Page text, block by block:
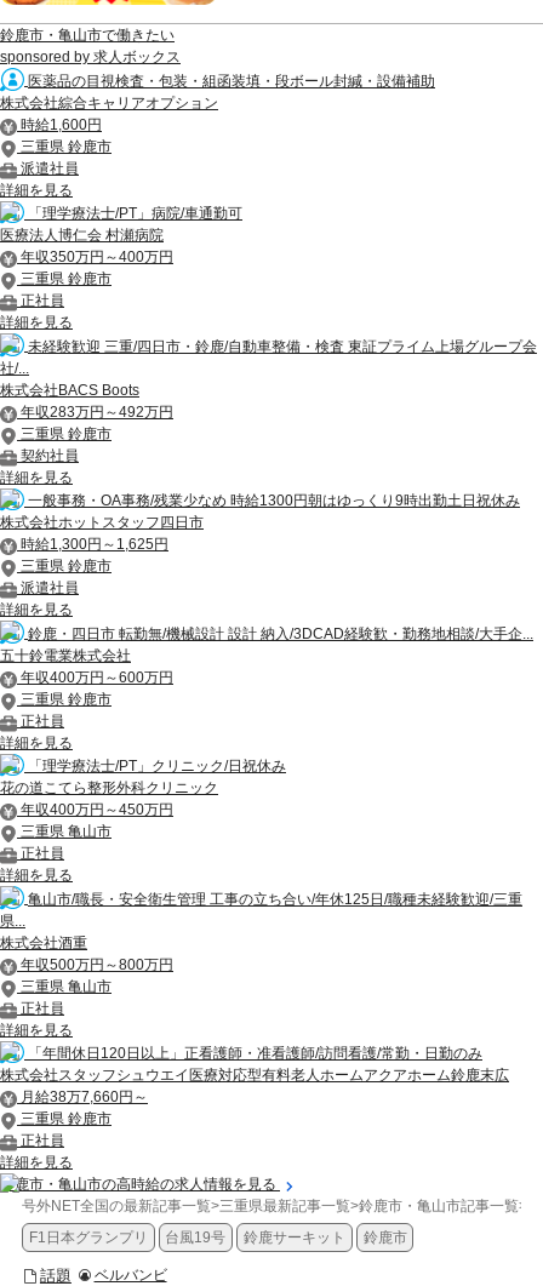
鈴鹿市・亀山市で働きたい
sponsored by 求人ボックス
医薬品の目視検査・包装・組函装填・段ボール封緘・設備補助
株式会社綜合キャリアオプション
時給1,600円
三重県 鈴鹿市
派遣社員
詳細を見る
「理学療法士/PT」病院/車通勤可
医療法人博仁会 村瀬病院
年収350万円～400万円
三重県 鈴鹿市
正社員
詳細を見る
未経験歓迎 三重/四日市・鈴鹿/自動車整備・検査 東証プライム上場グループ会
社/...
株式会社BACS Boots
年収283万円～492万円
三重県 鈴鹿市
契約社員
詳細を見る
一般事務・OA事務/残業少なめ 時給1300円朝はゆっくり9時出勤土日祝休み
株式会社ホットスタッフ四日市
時給1,300円～1,625円
三重県 鈴鹿市
派遣社員
詳細を見る
鈴鹿・四日市 転勤無/機械設計 設計 納入/3DCAD経験歓・勤務地相談/大手企...
五十鈴電業株式会社
年収400万円～600万円
三重県 鈴鹿市
正社員
詳細を見る
「理学療法士/PT」クリニック/日祝休み
花の道こてら整形外科クリニック
年収400万円～450万円
三重県 亀山市
正社員
詳細を見る
亀山市/職長・安全衛生管理 工事の立ち合い/年休125日/職種未経験歓迎/三重
県...
株式会社酒重
年収500万円～800万円
三重県 亀山市
正社員
詳細を見る
「年間休日120日以上」正看護師・准看護師/訪問看護/常勤・日勤のみ
株式会社スタッフシュウエイ医療対応型有料老人ホームアクアホーム鈴鹿末広
月給38万7,660円～
三重県 鈴鹿市
正社員
詳細を見る
鈴鹿市・亀山市の高時給の求人情報を見る
号外NET全国の最新記事一覧>三重県最新記事一覧>鈴鹿市・亀山市記事一覧>
F1日本グランプリ
台風19号 鈴鹿サーキット 鈴鹿市
話題 ベルバンビ